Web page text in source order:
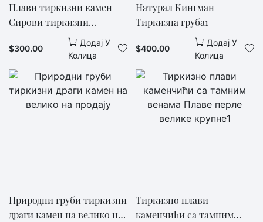
Плави тиркизни камен
Сирови тиркизни
материјал за сечење
$300.00
Додај У
Колица
Натурал Кингман
Тиркизна груба1
$400.00
Додај У
Колица
Природни груби тиркизни
драги камен на велико на
Тиркизно плави
каменчићи са тамним